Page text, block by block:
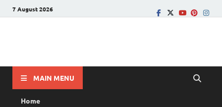
7 August 2026
MAIN MENU
Home